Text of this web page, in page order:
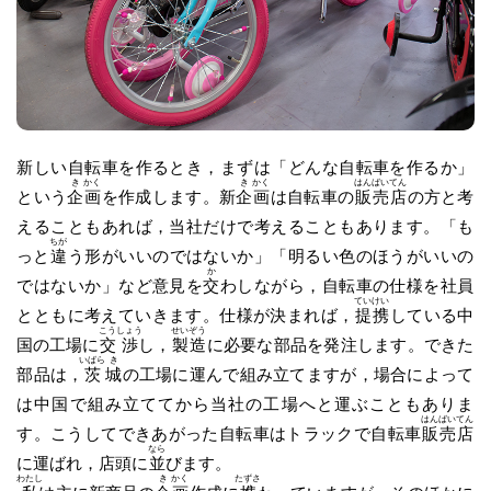
新しい自転車を作るとき，まずは「どんな自転車を作るか」
という企
き
画
かく
を作成します。新企
き
画
かく
は自転車の販
はん
売
ばい
店
てん
の方と考
えることもあれば，当社だけで考えることもあります。「も
っと 違
ちが
う形がいいのではないか」「明るい色のほうがいいの
ではないか」など意見を交
か
わしながら，自転車の仕様を社員
とともに考えていきます。仕様が決まれば， 提
てい
携
けい
している中
国の工場に交
こう
渉
しょう
し， 製
せい
造
ぞう
に必要な部品を発注します。できた
部品は， 茨
いばら
城
き
の工場に運んで組み立てますが，場合によって
は中国で組み立ててから当社の工場へと運ぶこともありま
す。こうしてできあがった自転車はトラックで自転車販
はん
売
ばい
店
てん
に運ばれ，店頭に 並
なら
びます。
わたし き かく たずさ